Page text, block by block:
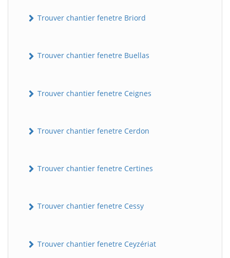
Trouver chantier fenetre Briord
Trouver chantier fenetre Buellas
Trouver chantier fenetre Ceignes
Trouver chantier fenetre Cerdon
Trouver chantier fenetre Certines
Trouver chantier fenetre Cessy
Trouver chantier fenetre Ceyzériat